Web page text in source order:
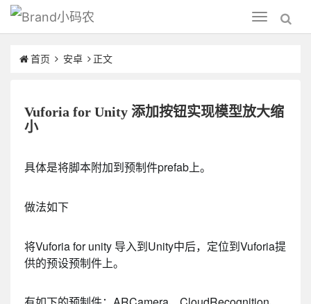
Toggle
navigation
小码农
首页 安卓 正文
Vuforia for Unity 添加按钮实现模型放大缩
小
具体是将脚本附加到预制件prefab上。
做法如下
将Vuforia for unity 导入到Unity中后，定位到Vuforia提
供的预设预制件上。